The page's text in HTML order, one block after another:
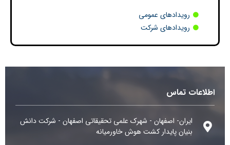
رویدادهای عمومی
رویدادهای شرکت
اطلاعات تماس
ایران- اصفهان - شهرک علمی تحقیقاتی اصفهان - شرکت دانش
بنیان پایدار کشت هوش خاورمیانه